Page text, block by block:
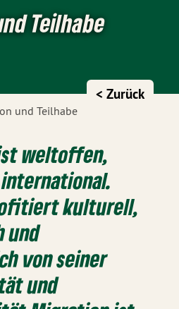
Teilhabe
und Teilhabe
< Zurück
weltoffen,
kulturell,
und
von seiner
und